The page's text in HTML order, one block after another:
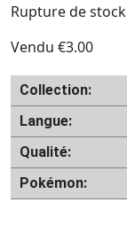
Rupture de stock
Vendu €3.00
Collection:
Langue:
Qualité:
Pokémon: